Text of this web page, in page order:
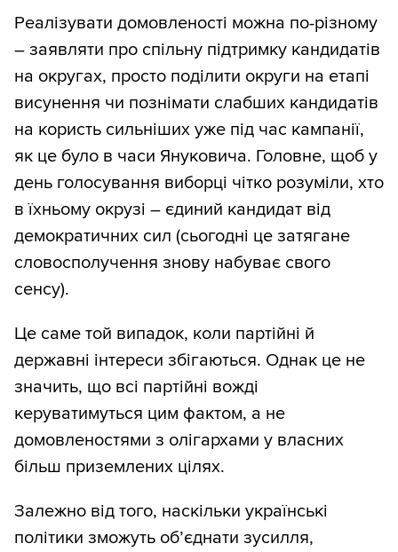
Реалізувати домовленості можна по-різному
– заявляти про спільну підтримку кандидатів
на округах, просто поділити округи на етапі
висунення чи познімати слабших кандидатів
на користь сильніших уже під час кампанії,
як це було в часи Януковича. Головне, щоб у
день голосування виборці чітко розуміли, хто
в їхньому окрузі – єдиний кандидат від
демократичних сил (сьогодні це затягане
словосполучення знову набуває свого
сенсу).
Це саме той випадок, коли партійні й
державні інтереси збігаються. Однак це не
значить, що всі партійні вожді
керуватимуться цим фактом, а не
домовленостями з олігархами у власних
більш приземлених цілях.
Залежно від того, наскільки українські
політики зможуть об’єднати зусилля,